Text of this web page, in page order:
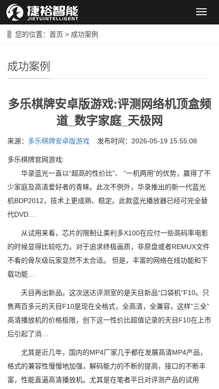
导
您的位置： 首页 > 成功案例
成功案例
多乐棋牌安卓版游戏:评测网络机顶盒频
道_数字家庭_天极网
来源： 多乐棋牌安卓版游戏 发布时间：2026-05-19 15:55:08
多乐棋牌官网游戏:
华录蓝光一直以“超高的性价比”、 “一机两用”的优势，赢得了不
少家庭及高清爱好者的青睐。此次不例外，华录推出的新一代蓝光
机BDP2012，技术上更成熟、稳定。此款蓝光播放器已经可完全替
代DVD…
从试用来看，芯片的限制让美利多X100在应付一些高码率电影
的时候显得比较吃力。对于追求终极画质，非原盘或者REMUX文件
不看的骨灰级玩家显然不太合适。 但是，丰富的网络在线功能和下
载功能…
天目再出新品。这次送达评测室的是天目新品“口袋机”F10。只
售两百多元的天目F10是现在全格式，全高清，全兼容，这样“三全”
高清播放机的价格极限，创下这一性价比超值记录的天目F10在上市
后引起了消…
尤其是近几年，国内的MP4厂家几乎都在发展高清MP4产品，
格式的兼容性慢慢地加强，解码能力的不断的提高，接口的不断丰
富，性能直逼高清播放机。尤其是在笔者平日对评测产品的试用